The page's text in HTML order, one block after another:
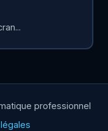
professionnel